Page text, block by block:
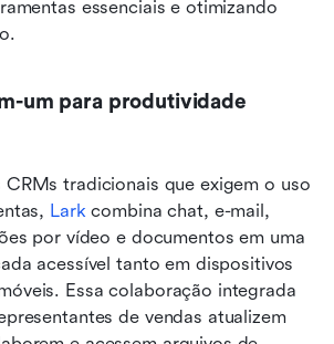
essenciais e otimizando
um para produtividade
tradicionais que exigem o uso
Lark combina chat, e-mail,
por vídeo e documentos em uma
acessível tanto em dispositivos
Essa colaboração integrada
de vendas atualizem